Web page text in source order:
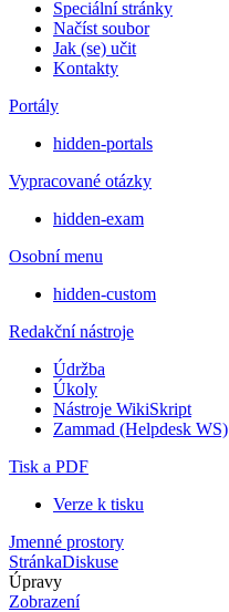
Speciální stránky
Načíst soubor
Jak (se) učit
Kontakty
Portály
hidden-portals
Vypracované otázky
hidden-exam
Osobní menu
hidden-custom
Redakční nástroje
Údržba
Úkoly
Nástroje WikiSkript
Zammad (Helpdesk WS)
Tisk a PDF
Verze k tisku
Jmenné prostory
StránkaDiskuse
Úpravy
Zobrazení